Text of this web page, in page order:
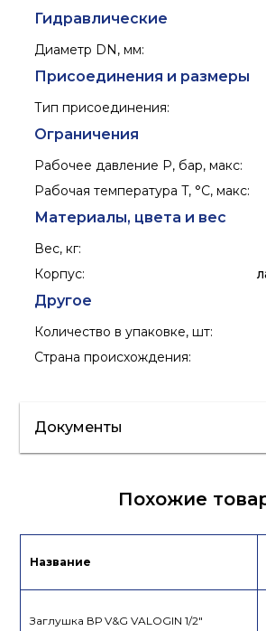
Гидравлические
Диаметр DN, мм:
Присоединения и размеры
Тип присоединения:
Ограничения
Рабочее давление P, бар, макс:
Рабочая температура T, °C, макс:
Материалы, цвета и вес
Вес, кг:
Корпус:
Другое
Количество в упаковке, шт:
Страна происхождения:
Документы
Декларация
Похожие
Название
Заглушка ВР V&G VALOGIN 1/2"